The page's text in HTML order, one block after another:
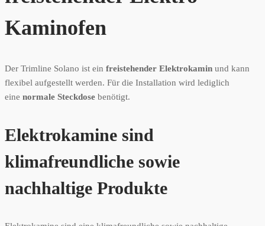
Kaminofen
Der Trimline Solano ist ein freistehender Elektrokamin und kann
flexibel aufgestellt werden. Für die Installation wird lediglich
eine normale Steckdose benötigt.
Elektrokamine sind
klimafreundliche sowie
nachhaltige Produkte